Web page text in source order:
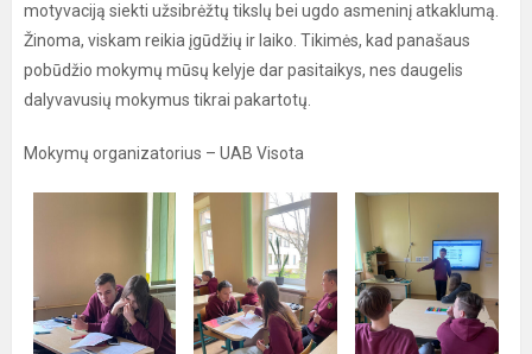
motyvaciją siekti užsibrėžtų tikslų bei ugdo asmeninį atkaklumą.
Žinoma, viskam reikia įgūdžių ir laiko. Tikimės, kad panašaus
pobūdžio mokymų mūsų kelyje dar pasitaikys, nes daugelis
dalyvavusių mokymus tikrai pakartotų.
Mokymų organizatorius – UAB Visota